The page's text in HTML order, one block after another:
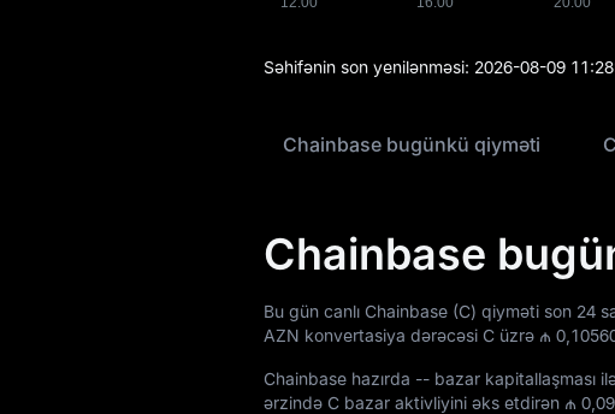
Səhifənin son yenilənməsi: 2026-08-09
Chainbase bugünkü qiyməti
Chainbase
Bu gün canlı Chainbase (C) qiyməti son 24
AZN konvertasiya dərəcəsi C üzrə ₼
Chainbase hazırda -- bazar kapitallaşması
ərzində C bazar aktivliyini əks etdirən ₼